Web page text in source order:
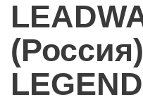
(Россия)
LEGEND